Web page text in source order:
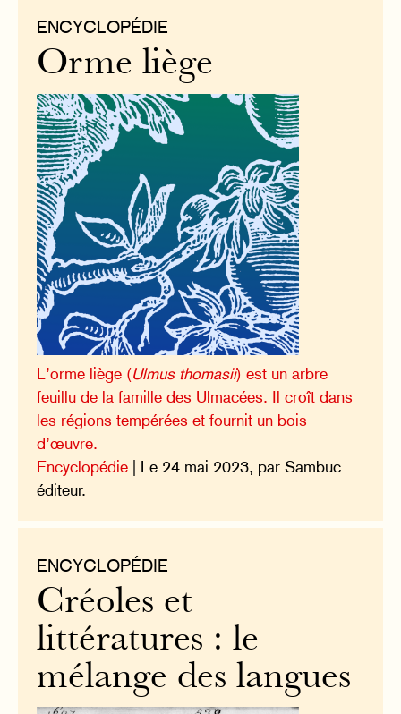
ENCYCLOPÉDIE
Orme liège
L’orme liège (Ulmus thomasii) est un arbre
feuillu de la famille des Ulmacées. Il croît dans
les régions tempérées et fournit un bois
d’œuvre.
Encyclopédie | Le 24 mai 2023, par Sambuc
éditeur.
ENCYCLOPÉDIE
Créoles et
littératures : le
mélange des langues